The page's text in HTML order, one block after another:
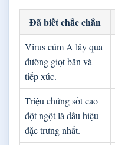
Đã biết chắc chắn
Virus cúm A lây qua
đường giọt bắn và
tiếp xúc.
Triệu chứng sốt cao
đột ngột là dấu hiệu
đặc trưng nhất.